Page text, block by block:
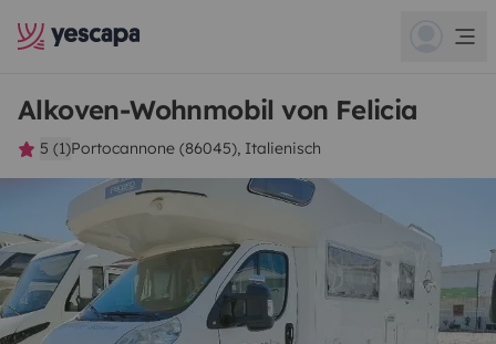
Alkoven-Wohnmobil von Felicia
5 (1)Portocannone (86045), Italienisch